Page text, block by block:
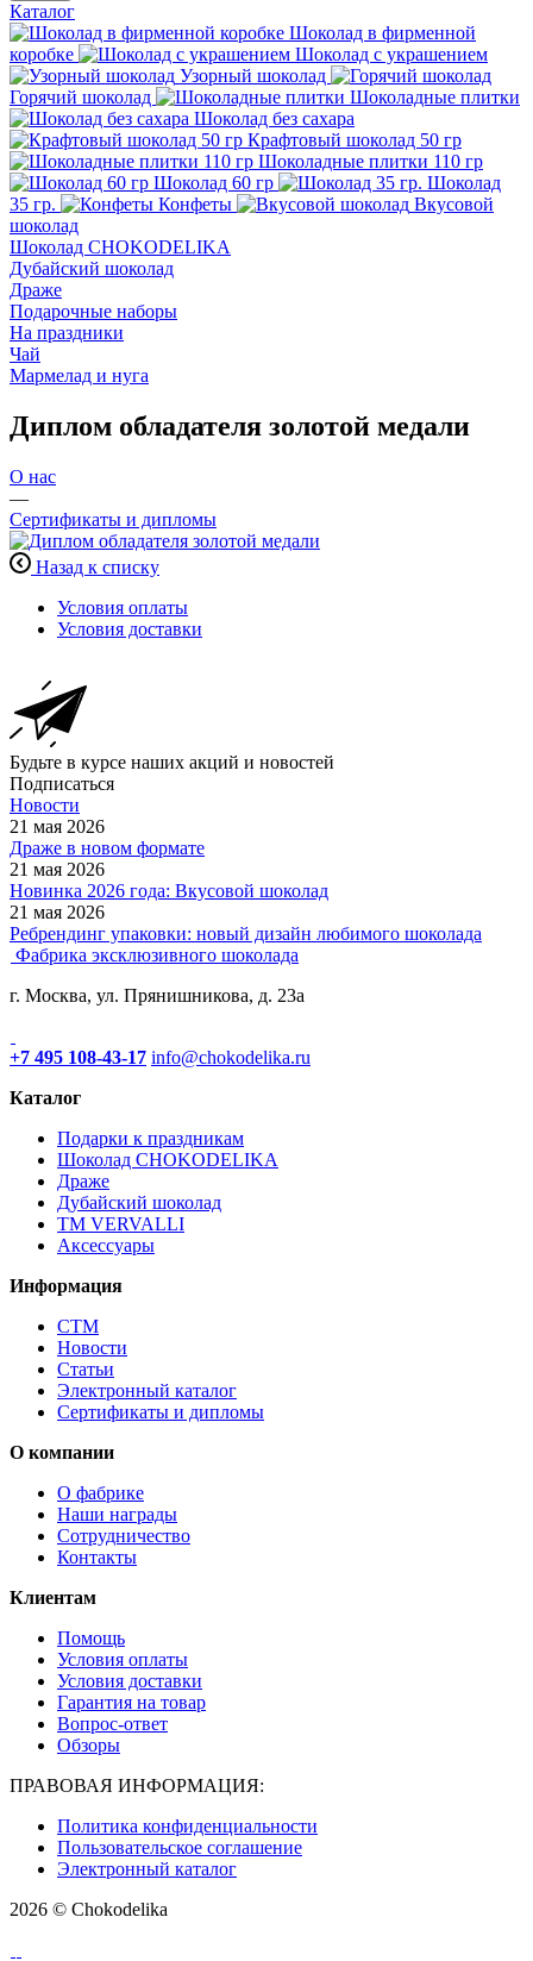
Каталог
Шоколад в фирменной
коробке
Шоколад с украшением
Узорный шоколад
Горячий шоколад
Шоколадные плитки
Шоколад без сахара
Крафтовый шоколад 50 гр
Шоколадные плитки 110 гр
Шоколад 60 гр
Шоколад
35 гр.
Конфеты
Вкусовой
шоколад
Шоколад CHOKODELIKA
Дубайский шоколад
Драже
Подарочные наборы
На праздники
Чай
Мармелад и нуга
Диплом обладателя золотой медали
О нас
—
Сертификаты и дипломы
Назад к списку
Условия оплаты
Условия доставки
Будьте в курсе наших акций и новостей
Подписаться
Новости
21 мая 2026
Драже в новом формате
21 мая 2026
Новинка 2026 года: Вкусовой шоколад
21 мая 2026
Ребрендинг упаковки: новый дизайн любимого шоколада
Фабрика эксклюзивного шоколада
г. Москва, ул. Прянишникова, д. 23а
+7 495 108-43-17 info@chokodelika.ru
Каталог
Подарки к праздникам
Шоколад CHOKODELIKA
Драже
Дубайский шоколад
ТМ VERVALLI
Аксессуары
Информация
СТМ
Новости
Статьи
Электронный каталог
Сертификаты и дипломы
О компании
О фабрике
Наши награды
Сотрудничество
Контакты
Клиентам
Помощь
Условия оплаты
Условия доставки
Гарантия на товар
Вопрос-ответ
Обзоры
ПРАВОВАЯ ИНФОРМАЦИЯ:
Политика конфиденциальности
Пользовательское соглашение
Электронный каталог
2026 © Chokodelika